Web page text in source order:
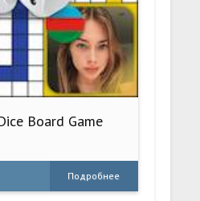
Board Game
Подробнее